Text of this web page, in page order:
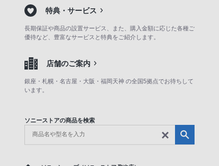
特典・サービス
長期保証や商品の設置サービス、また、購入金額に応じた各種ご
優待など、豊富なサービスと特典をご紹介します。
店舗のご案内
銀座・札幌・名古屋・大阪・福岡天神 の全国5拠点でお待ちして
います。
ソニーストアの商品を検索